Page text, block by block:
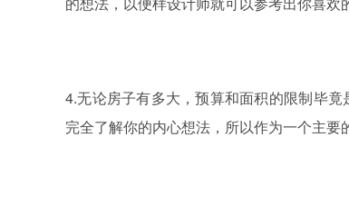
4.无论房子有多大，预算和面积的限制毕
完全了解你的内心想法，所以作为一个主要